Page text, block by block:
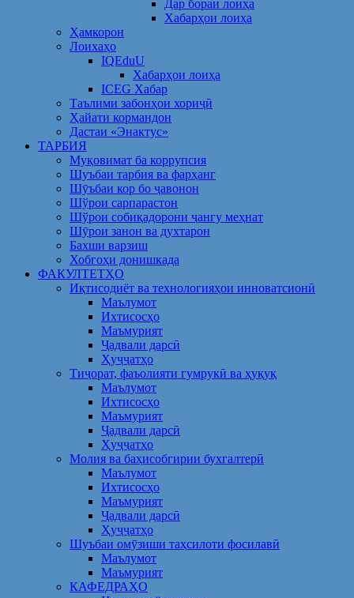
Дар бораи лоиҳа
Хабарҳои лоиҳа
Ҳамкорон
Лоихаҳо
IQEduU
Хабарҳои лоиҳа
ICEG Хабар
Таълими забонҳои хориҷӣ
Ҳайати кормандон
Дастаи «Энактус»
ТАРБИЯ
Муқовимат ба коррупсия
Шуъбаи тарбия ва фарҳанг
Шӯъбаи кор бо ҷавонон
Шўрои сарпарастон
Шўрои собиқадорони ҷангу меҳнат
Шӯрои занон ва духтарон
Бахши варзиш
Хобгоҳи донишкада
ФАКУЛТЕТҲО
Иқтисодиёт ва технологияҳои инноватсионӣ
Маълумот
Ихтисосҳо
Маъмурият
Ҷадвали дарсӣ
Ҳуҷҷатҳо
Тиҷорат, фаъолияти гумрукӣ ва ҳуқуқ
Маълумот
Ихтисосҳо
Маъмурият
Ҷадвали дарсӣ
Ҳуҷҷатҳо
Молия ва баҳисобгирии бухгалтерӣ
Маълумот
Ихтисосҳо
Маъмурият
Ҷадвали дарсӣ
Ҳуҷҷатҳо
Шуъбаи омӯзиши таҳсилоти фосилавӣ
Маълумот
Маъмурият
КАФЕДРАҲО